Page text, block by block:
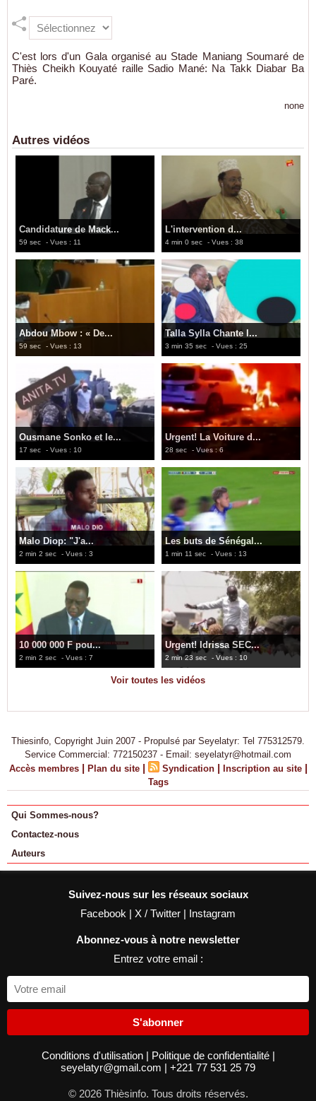
C'est lors d'un Gala organisé au Stade Maniang Soumaré de
Thiès Cheikh Kouyaté raille Sadio Mané: Na Takk Diabar Ba
Paré.
none
Autres vidéos
Candidature de Mack...
59 sec - Vues : 11
L'intervention d...
4 min 0 sec - Vues : 38
Abdou Mbow : « De...
59 sec - Vues : 13
Talla Sylla Chante l...
3 min 35 sec - Vues : 25
Ousmane Sonko et le...
17 sec - Vues : 10
Urgent! La Voiture d...
28 sec - Vues : 6
Malo Diop: "J'a...
2 min 2 sec - Vues : 3
Les buts de Sénégal...
1 min 11 sec - Vues : 13
10 000 000 F pou...
2 min 2 sec - Vues : 7
Urgent! Idrissa SEC...
2 min 23 sec - Vues : 10
Voir toutes les vidéos
Thiesinfo, Copyright Juin 2007 - Propulsé par Seyelatyr: Tel 775312579.
Service Commercial: 772150237 - Email: seyelatyr@hotmail.com
Accès membres | Plan du site | Syndication | Inscription au site |
Tags
Qui Sommes-nous?
Contactez-nous
Auteurs
Suivez-nous sur les réseaux sociaux
Facebook | X / Twitter | Instagram
Abonnez-vous à notre newsletter
Entrez votre email :
S'abonner
Conditions d'utilisation | Politique de confidentialité |
seyelatyr@gmail.com | +221 77 531 25 79
© 2026 Thièsinfo. Tous droits réservés.